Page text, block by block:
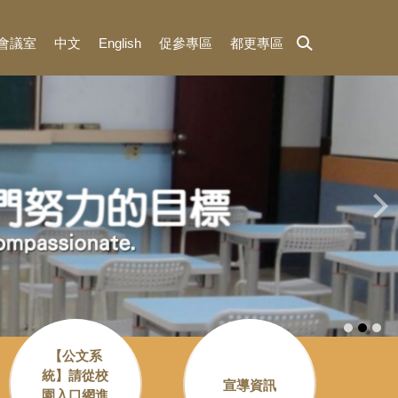
議室 中文 English 促參專區 都更專區
【公文系
統】請從校
宣導資訊